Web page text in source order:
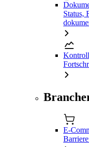
Status,
E-